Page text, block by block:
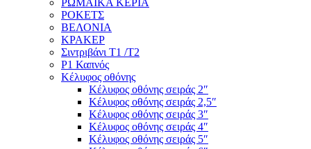
ΡΩΜΑΪΚΑ ΚΕΡΙΑ
ΡΟΚΕΤΣ
ΒΕΛΟΝΙΑ
ΚΡΑΚΕΡ
Σιντριβάνι T1 /T2
P1 Καπνός
Κέλυφος οθόνης
Κέλυφος οθόνης σειράς 2″
Κέλυφος οθόνης σειράς 2,5″
Κέλυφος οθόνης σειράς 3″
Κέλυφος οθόνης σειράς 4″
Κέλυφος οθόνης σειράς 5″